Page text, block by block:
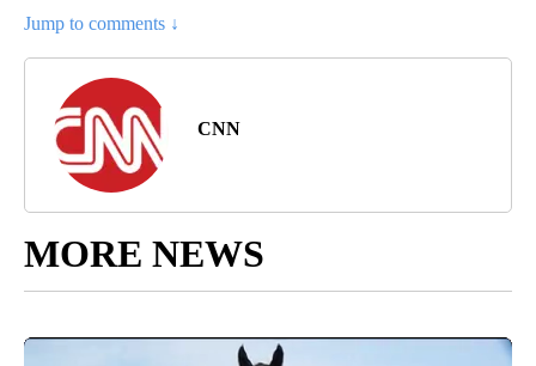
Jump to comments ↓
CNN
MORE NEWS